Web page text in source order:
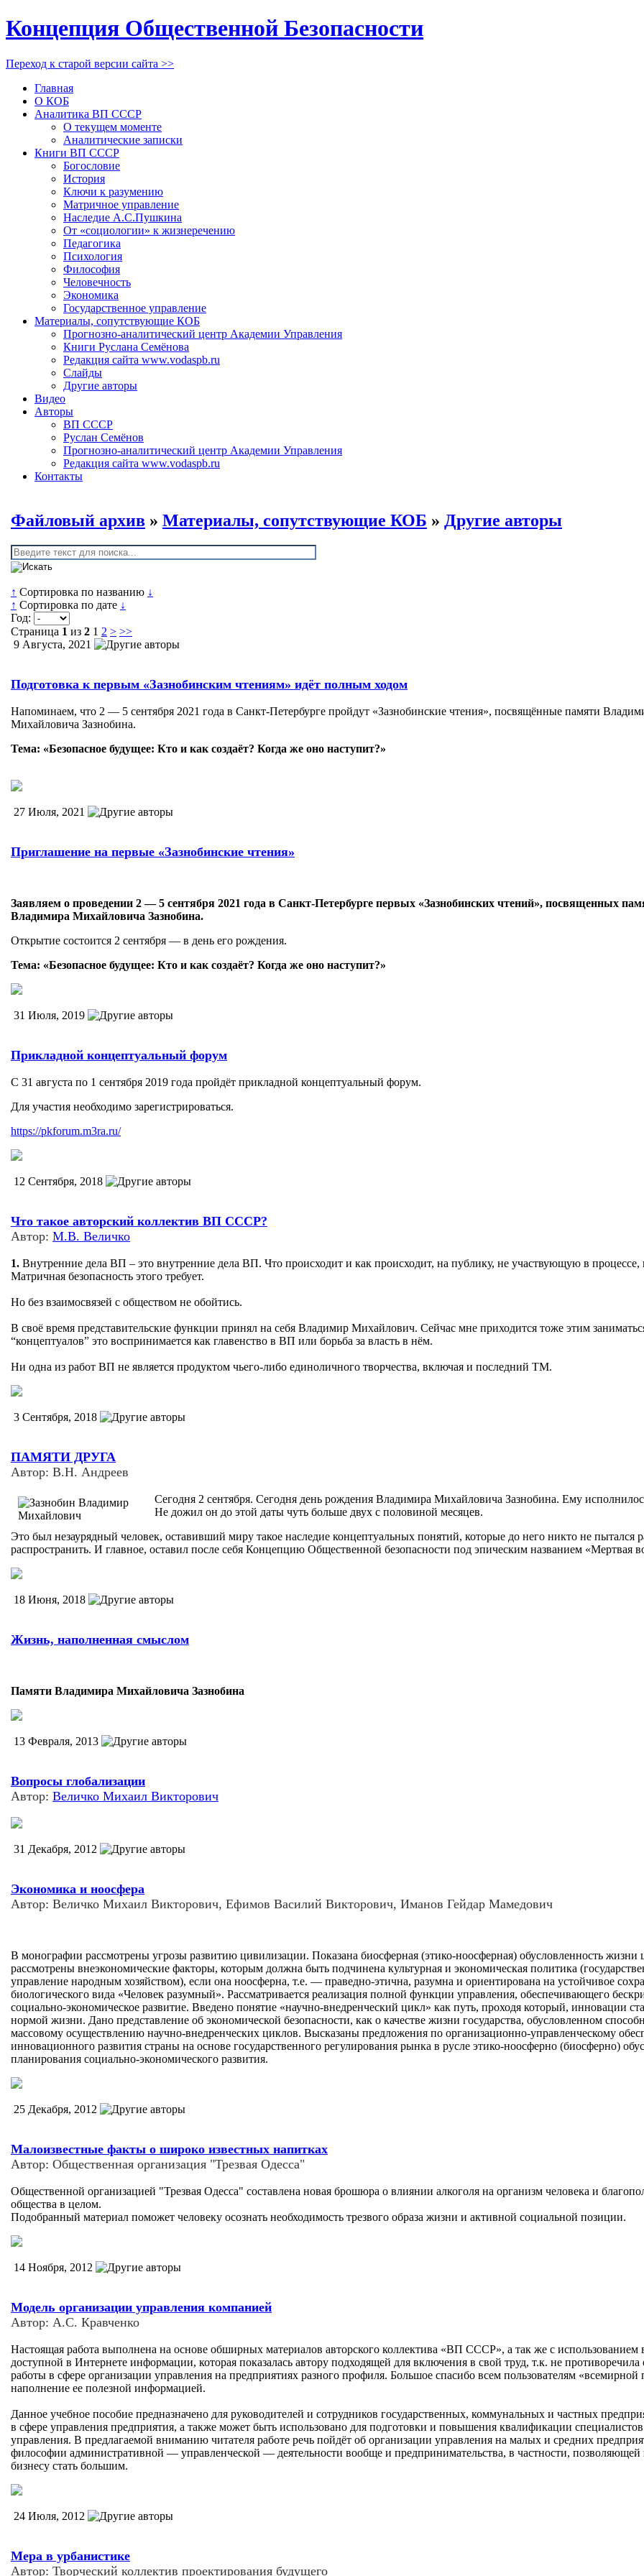
Концепция Общественной Безопасности
Переход к старой версии сайта >>
Главная
О КОБ
Аналитика ВП СССР
О текущем моменте
Аналитические записки
Книги ВП СССР
Богословие
История
Ключи к разумению
Матричное управление
Наследие А.С.Пушкина
От «социологии» к жизнеречению
Педагогика
Психология
Философия
Человечность
Экономика
Государственное управление
Материалы, сопутствующие КОБ
Прогнозно-аналитический центр Академии Управления
Книги Руслана Семёнова
Редакция сайта www.vodaspb.ru
Слайды
Другие авторы
Видео
Авторы
ВП СССР
Руслан Семёнов
Прогнозно-аналитический центр Академии Управления
Редакция сайта www.vodaspb.ru
Контакты
Файловый архив » Материалы, сопутствующие КОБ » Другие авторы
↑ Сортировка по названию ↓
↑ Сортировка по дате ↓
Год:
Страница 1 из 2 1 2 > >>
9 Августа, 2021
Подготовка к первым «Зазнобинским чтениям» идёт полным ходом
Напоминаем, что 2 — 5 сентября 2021 года в Санкт-Петербурге пройдут «Зазнобинские чтения», посвящённые памяти
Михайловича Зазнобина.
Тема: «Безопасное будущее: Кто и как создаёт? Когда же оно наступит?»
27 Июля, 2021
Приглашение на первые «Зазнобинские чтения»
Заявляем о проведении 2 — 5 сентября 2021 года в Санкт-Петербурге первых «Зазнобинских чтений», посвященных
Владимира Михайловича Зазнобина.
Открытие состоится 2 сентября — в день его рождения.
Тема: «Безопасное будущее: Кто и как создаёт? Когда же оно наступит?»
31 Июля, 2019
Прикладной концептуальный форум
С 31 августа по 1 сентября 2019 года пройдёт прикладной концептуальный форум.
Для участия необходимо зарегистрироваться.
https://pkforum.m3ra.ru/
12 Сентября, 2018
Что такое авторский коллектив ВП СССР?
Автор: М.В. Величко
1. Внутренние дела ВП – это внутренние дела ВП. Что происходит и как происходит, на публику, не участвующую в процессе,
Матричная безопасность этого требует.
Но без взаимосвязей с обществом не обойтись.
В своё время представительские функции принял на себя Владимир Михайлович. Сейчас мне приходится тоже этим
“концептуалов” это воспринимается как главенство в ВП или борьба за власть в нём.
Ни одна из работ ВП не является продуктом чьего-либо единоличного творчества, включая и последний ТМ.
3 Сентября, 2018
ПАМЯТИ ДРУГА
Автор: В.Н. Андреев
Сегодня 2 сентября. Сегодня день рождения Владимира Михайловича Зазнобина. Ему
Не дожил он до этой даты чуть больше двух с половиной месяцев.
Это был незаурядный человек, оставивший миру такое наследие концептуальных понятий, которые до него никто не пытался
распространить. И главное, оставил после себя Концепцию Общественной безопасности под эпическим названием «Мертвая
18 Июня, 2018
Жизнь, наполненная смыслом
Памяти Владимира Михайловича Зазнобина
13 Февраля, 2013
Вопросы глобализации
Автор: Величко Михаил Викторович
31 Декабря, 2012
Экономика и ноосфера
Автор: Величко Михаил Викторович, Ефимов Василий Викторович, Иманов Гейдар Мамедович
В монографии рассмотрены угрозы развитию цивилизации. Показана биосферная (этико-ноосферная) обусловленность жизни
рассмотрены внеэкономические факторы, которым должна быть подчинена культурная и экономическая политика
управление народным хозяйством), если она ноосферна, т.е. — праведно-этична, разумна и ориентирована на устойчивое
биологического вида «Человек разумный». Рассматривается реализация полной функции управления, обеспечивающего
социально-экономическое развитие. Введено понятие «научно-внедренческий цикл» как путь, проходя который, инновации
нормой жизни. Дано представление об экономической безопасности, как о качестве жизни государства, обусловленном
массовому осуществлению научно-внедренческих циклов. Высказаны предложения по организационно-управленческому
инновационного развития страны на основе государственного регулирования рынка в русле этико-ноосферно (биосферно)
планирования социально-экономического развития.
25 Декабря, 2012
Малоизвестные факты о широко известных напитках
Автор: Общественная организация "Трезвая Одесса"
Общественной организацией "Трезвая Одесса" составлена новая брошюра о влиянии алкоголя на организм человека и
общества в целом.
Подобранный материал поможет человеку осознать необходимость трезвого образа жизни и активной социальной позиции.
14 Ноября, 2012
Модель организации управления компанией
Автор: А.С. Кравченко
Настоящая работа выполнена на основе обширных материалов авторского коллектива «ВП СССР», а так же с использованием
доступной в Интернете информации, которая показалась автору подходящей для включения в свой труд, т.к. не противоречила
работы в сфере организации управления на предприятиях разного профиля. Большое спасибо всем пользователям «всемирной
наполнение ее полезной информацией.
Данное учебное пособие предназначено для руководителей и сотрудников государственных, коммунальных и частных
в сфере управления предприятия, а также может быть использовано для подготовки и повышения квалификации
управления. В предлагаемой вниманию читателя работе речь пойдёт об организации управления на малых и средних
философии административной — управленческой — деятельности вообще и предпринимательства, в частности,
бизнесу стать большим.
24 Июля, 2012
Мера в урбанистике
Автор: Творческий коллектив проектирования будущего